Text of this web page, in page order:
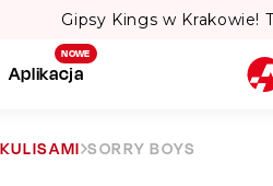
NOWE
Aplikacja
SORRY BOYS